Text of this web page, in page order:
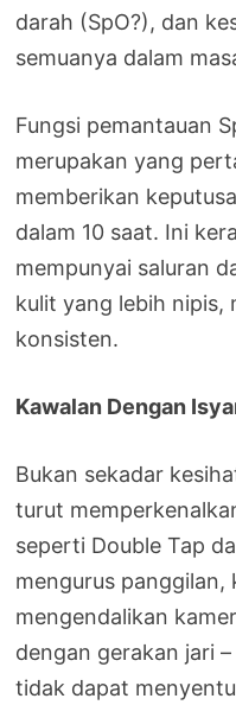
darah (SpO?), dan
semuanya dalam
Fungsi pemantauan
merupakan yang
memberikan
dalam 10 saat. Ini
mempunyai saluran
kulit yang lebih nipis,
konsisten.
Kawalan Dengan
Bukan sekadar
turut
seperti Double Tap
mengurus panggilan,
mengendalikan
dengan gerakan jari
tidak dapat